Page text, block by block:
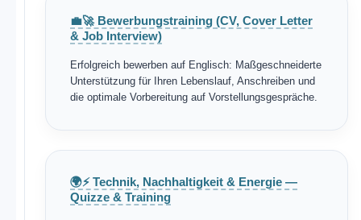
💼🚀 Bewerbungstraining (CV, Cover Letter
& Job Interview)
Erfolgreich bewerben auf Englisch: Maßgeschneiderte
Unterstützung für Ihren Lebenslauf, Anschreiben und
die optimale Vorbereitung auf Vorstellungsgespräche.
🌍⚡ Technik, Nachhaltigkeit & Energie —
Quizze & Training